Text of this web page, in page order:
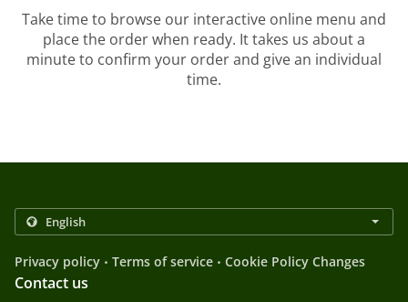
Take time to browse our interactive online menu and
place the order when ready. It takes us about a
minute to confirm your order and give an individual
time.
Privacy policy . Terms of service . Cookie Policy Changes
Contact us